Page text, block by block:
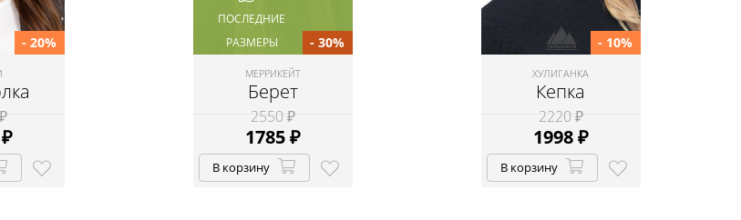
₽
- 20%
ПОСЛЕДНИЕ
РАЗМЕРЫ
МЕРРИКЕЙТ
Берет
2550 ₽
1785₽
- 30%
В корзину
ХУЛИГАНКА
Кепка
2220 ₽
1998₽
- 10%
В корзину